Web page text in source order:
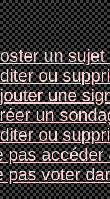
un
ou
une
un
ou
pas accéder
pas voter